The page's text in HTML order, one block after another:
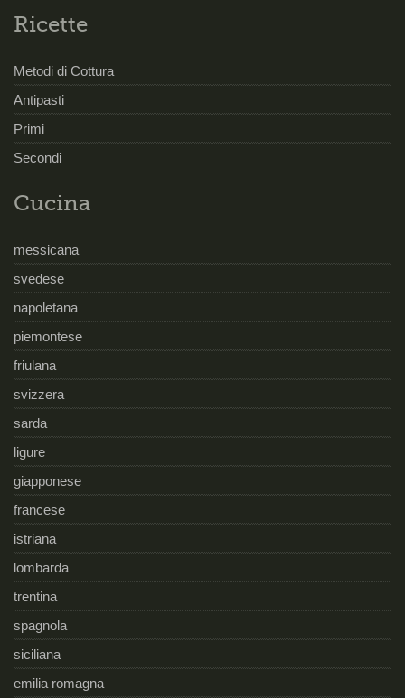
Ricette
Metodi di Cottura
Antipasti
Primi
Secondi
Cucina
messicana
svedese
napoletana
piemontese
friulana
svizzera
sarda
ligure
giapponese
francese
istriana
lombarda
trentina
spagnola
siciliana
emilia romagna